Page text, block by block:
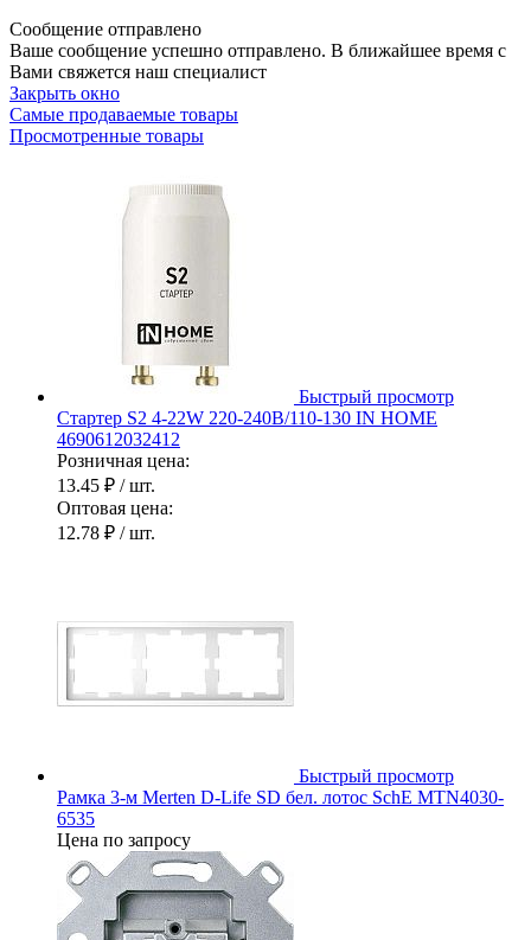
Сообщение отправлено
Ваше сообщение успешно отправлено. В ближайшее время с
Вами свяжется наш специалист
Закрыть окно
Самые продаваемые товары
Просмотренные товары
Быстрый просмотр
Стартер S2 4-22W 220-240В/110-130 IN HOME
4690612032412
Розничная цена:
13.45 ₽ / шт.
Оптовая цена:
12.78 ₽ / шт.
Быстрый просмотр
Рамка 3-м Merten D-Life SD бел. лотос SchE MTN4030-
6535
Цена по запросу